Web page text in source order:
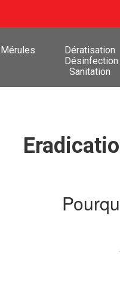
Mérules
Dératisation
Désinfection
Sanitation